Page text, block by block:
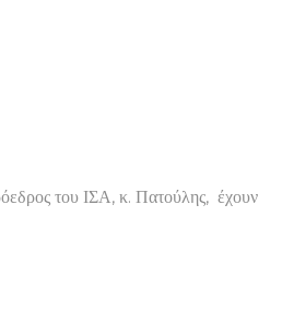
του ΙΣΑ, κ. Πατούλης, έχουν